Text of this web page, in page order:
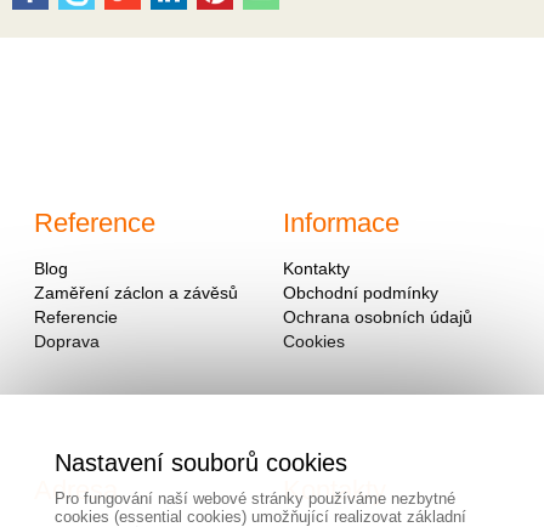
Reference
Blog
Zaměření záclon a závěsů
Referencie
Doprava
Informace
Kontakty
Obchodní podmínky
Ochrana osobních údajů
Cookies
Adresa Kontakty
Nastavení souborů cookies
Pro fungování naší webové stránky používáme nezbytné
cookies (essential cookies) umožňující realizovat základní